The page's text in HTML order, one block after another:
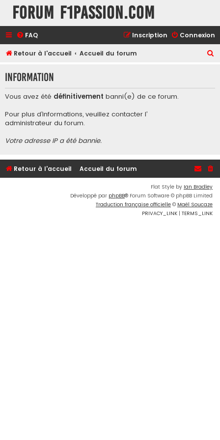
Forum F1Passion.com
FAQ Connexion
Inscription
Retour à l'accueil Accueil du forum
h
Information
Vous avez été définitivement banni(e) de ce forum.
Pour plus d’informations, veuillez contacter l’
administrateur du forum.
Votre adresse IP a été bannie.
Retour à l'accueil Accueil du forum
Flat Style by Ian Bradley
Développé par phpBB® Forum Software © phpBB Limited
Traduction française officielle © Maël Soucaze
PRIVACY_LINK | TERMS_LINK